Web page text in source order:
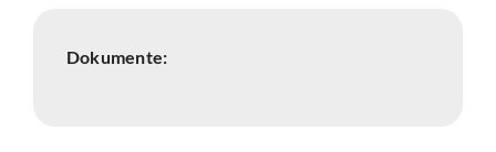
Dokumente: